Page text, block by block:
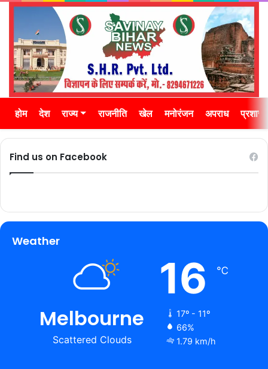
होम देश राज्य राजनीति खेल मनोरंजन अपराध
Find us on Facebook
Weather
Melbourne
Scattered Clouds
16 ℃
17º - 11º
66%
1.79 km/h